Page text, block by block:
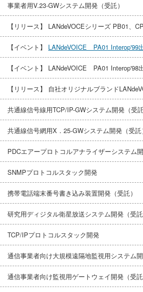
事業者用V.23-GWシステム開発（受託）
【リリース】 LANdeVOCEシリーズ PB01、
【イベント】 LANdeVOICE PA01 Interop'99
【イベント】 LANdeVOICE PA01 Interop'98
【リリース】 自社オリジナルブランド
共通線信号線用TCP/IP-GWシステム開発（受
共通線信号網用X．25-GWシステム開発（受
PDCエアープロトコルアナライザーシステム
SNMPプロトコルスタック開発
携帯電話端末番号書き込み装置開発（受託）
研究用ディジタル衛星放送システム開発（受
TCP/IPプロトコルスタック開発
通信事業者向け大規模遠隔地監視用システム
通信事業者向け監視用ゲートウェイ開発（受